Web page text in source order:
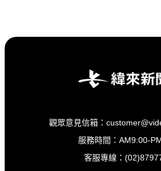
觀眾意見信箱：
服務時間：AM9:00-
客服專線：